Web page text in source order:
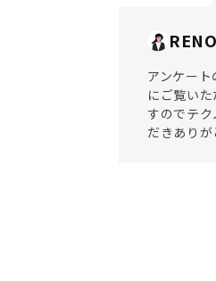
アンケー
にご覧い
すのでテ
だきありが